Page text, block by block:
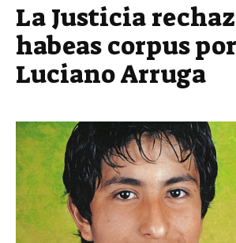
La Justicia
habeas corpus por
Luciano Arruga